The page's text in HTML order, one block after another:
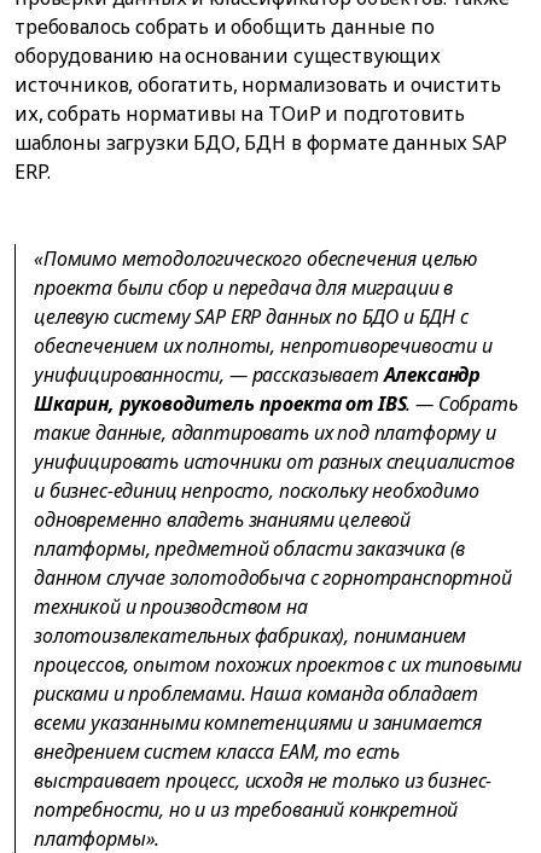
требовалось собрать и обобщить данные по
оборудованию на основании существующих
источников, обогатить, нормализовать и очистить
их, собрать нормативы на ТОиР и подготовить
шаблоны загрузки БДО, БДН в формате данных SAP
ERP.
«Помимо методологического обеспечения целью
проекта были сбор и передача для миграции в
целевую систему SAP ERP данных по БДО и БДН с
обеспечением их полноты, непротиворечивости и
унифицированности, — рассказываетАлександр
Шкарин, руководитель проекта от IBS. — Собрать
такие данные, адаптировать их под платформу и
унифицировать источники от разных специалистов
и бизнес-единиц непросто, поскольку необходимо
одновременно владеть знаниями целевой
платформы, предметной области заказчика (в
данном случае золотодобыча с горнотранспортной
техникой и производством на
золотоизвлекательных фабриках), пониманием
процессов, опытом похожих проектов с их типовыми
рисками и проблемами. Наша команда обладает
всеми указанными компетенциями и занимается
внедрением систем класса EAM, то есть
выстраивает процесс, исходя не только из бизнес-
потребности, но и из требований конкретной
платформы».